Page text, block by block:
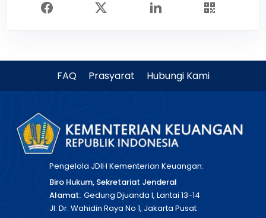
FAQ Prasyarat Hubungi Kami
Pengelola JDIH Kementerian Keuangan:
Biro Hukum, Sekretariat Jenderal
Alamat: Gedung Djuanda I, Lantai 13-14
Jl. Dr. Wahidin Raya No 1, Jakarta Pusat